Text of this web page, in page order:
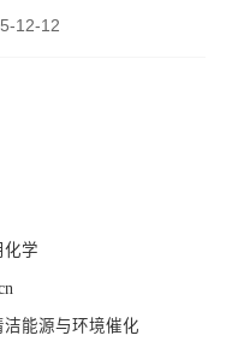
12-12
化学
能源与环境催化